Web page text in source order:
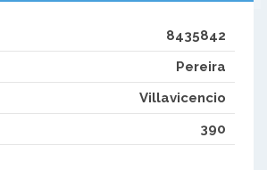
8435842
Pereira
Villavicencio
390